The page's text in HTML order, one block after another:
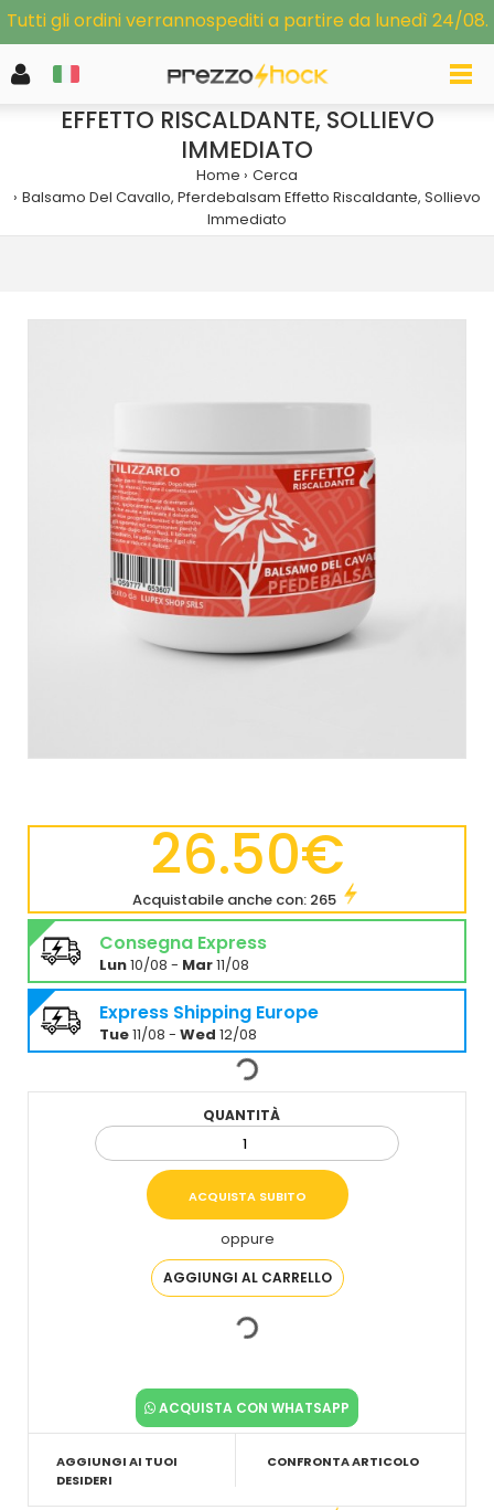
Tutti gli ordini verrannospediti a partire da lunedì 24/08.
BALSAMO DEL CAVALLO, PFERDEBALSAM
EFFETTO RISCALDANTE, SOLLIEVO
IMMEDIATO
Home
Cerca
Balsamo Del Cavallo, Pferdebalsam Effetto Riscaldante, Sollievo
Immediato
26.50€
Acquistabile anche con: 265
Consegna Express
Lun10/08 - Mar11/08
Express Shipping Europe
Tue11/08 - Wed 12/08
QUANTITÀ
oppure
ACQUISTA CON WHATSAPP
AGGIUNGI AI TUOI
DESIDERI
CONFRONTA ARTICOLO